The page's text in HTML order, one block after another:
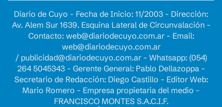
Diario de Cuyo - Fecha de Inicio: 11/2003 - Dirección:
Av. Alem Sur 1639. Esquina Lateral de Circunvalación -
Contacto: web@diariodecuyo.com.ar- Email:
web@diariodecuyo.com.ar
/ publicidad@diariodecuyo.com.ar- Whatsapp: (054)
264 5045343 - Gerente General: Pablo Dellazoppa -
Secretario de Redacción: Diego Castillo - Editor Web:
Mario Romero - Empresa propietaria del medio -
FRANCISCO MONTES S.A.C.I.F.